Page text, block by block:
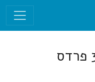
תוכנית 308-0992255 פרדס